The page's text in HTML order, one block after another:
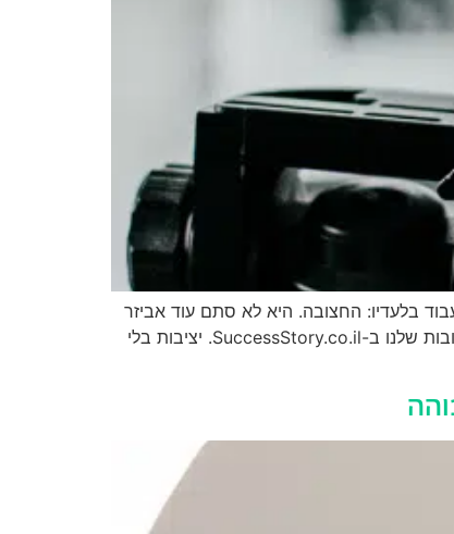
בלעדיו: החצובה. היא לא סתם עוד אביזר
– היא הבסיס לכל יצירה איכותית. וזו בדיוק הסיבה שיוצרי התוכן המובילים בישראל כבר לא מתפשרים – הם בוחרים את החצובות שלנו ב-SuccessStory.co.il. יציבות בלי